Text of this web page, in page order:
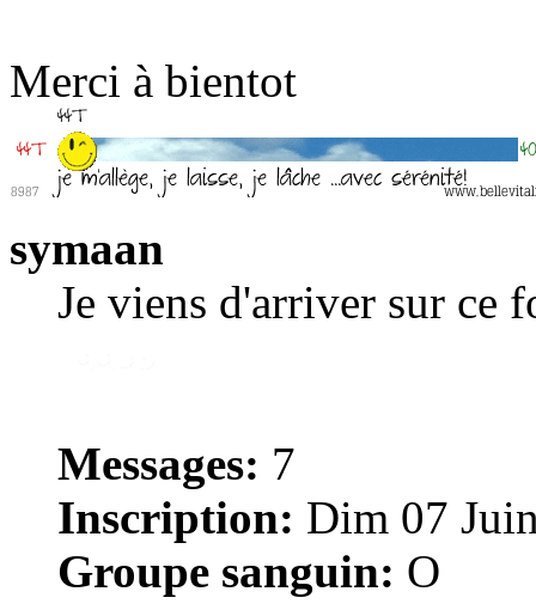
Merci à bientot
symaan
Je viens d'arriver sur ce
Messages: 7
Inscription: Dim 07
Groupe sanguin: O